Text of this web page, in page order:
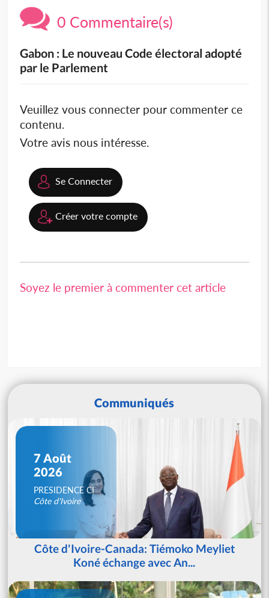
0 Commentaire(s)
Gabon : Le nouveau Code électoral adopté
par le Parlement
Veuillez vous connecter pour commenter ce
contenu.
Votre avis nous intéresse.
Se Connecter
Créer votre compte
Soyez le premier à commenter cet article
Communiqués
7 Août
2026
PRESIDENCE CI
Côte d'Ivoire
Côte d'Ivoire-Canada: Tiémoko Meyliet
Koné échange avec An...